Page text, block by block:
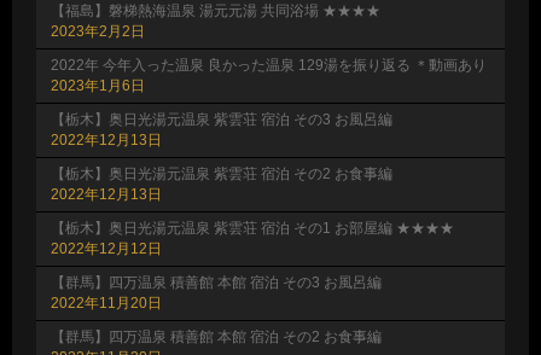
【福島】磐梯熱海温泉 湯元元湯 共同浴場 ★★★★
2023年2月2日
2022年 今年入った温泉 良かった温泉 129湯を振り返る ＊動画あり
2023年1月6日
【栃木】奥日光湯元温泉 紫雲荘 宿泊 その3 お風呂編
2022年12月13日
【栃木】奥日光湯元温泉 紫雲荘 宿泊 その2 お食事編
2022年12月13日
【栃木】奥日光湯元温泉 紫雲荘 宿泊 その1 お部屋編 ★★★★
2022年12月12日
【群馬】四万温泉 積善館 本館 宿泊 その3 お風呂編
2022年11月20日
【群馬】四万温泉 積善館 本館 宿泊 その2 お食事編